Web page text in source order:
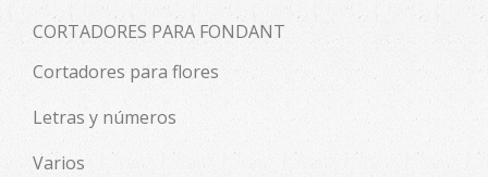
CORTADORES PARA FONDANT
Cortadores para flores
Letras y números
Varios